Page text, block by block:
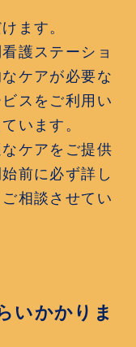
ます。
護ステーショ
ケアが必要な
スをご利用い
います。
ケアをご提供
前に必ず詳し
相談させてい
いかかりま